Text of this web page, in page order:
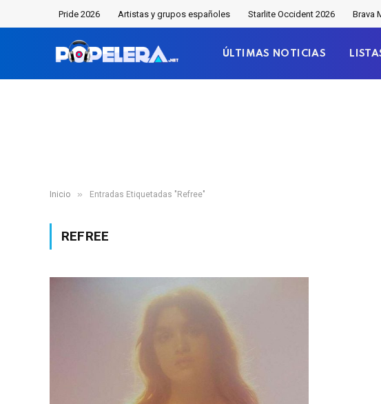
Pride 2026 Artistas y grupos españoles Starlite Occident 2026 Brava
ÚLTIMAS NOTICIAS
Inicio » Entradas Etiquetadas "Refree"
REFREE